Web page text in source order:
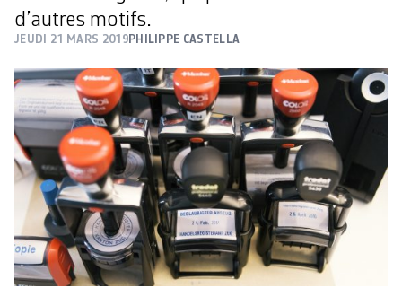
d’autres motifs.
JEUDI 21 MARS 2019PHILIPPE CASTELLA